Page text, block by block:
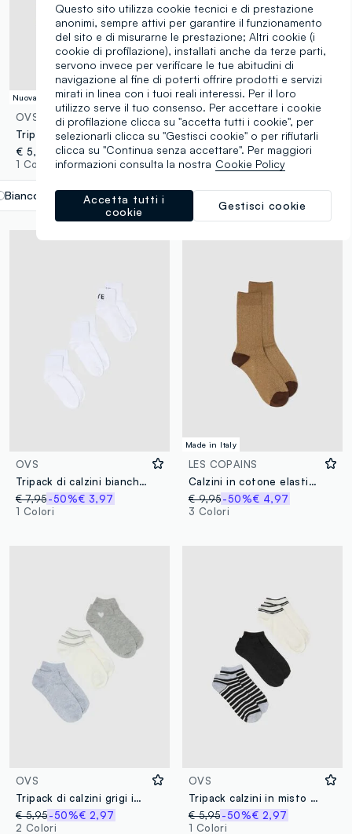
Nuova Collezione
OVS
Tripack di calzini bianchi in misto cotone organico con bordo smerlato
€ 5,95
1 Colori
Bianco label.selectsize
Nuova Collezione
OVS
Multipack di sette calzini multicolor in cotone organico elasticizzato
€ 9,95
1 Colori
OVS
Tripack di calzini bianchi in misto cotone
€ 7,95-50%€ 3,97
1 Colori
Made in Italy
LES COPAINS
Calzini in cotone elasticizzato marroni con glitter
€ 9,95-50%€ 4,97
3 Colori
OVS
Tripack di calzini grigi in cotone
€ 5,95-50%€ 2,97
2 Colori
OVS
Tripack calzini in misto cotone biologico multicolor
€ 5,95-50%€ 2,97
1 Colori
Questo sito utilizza cookie tecnici e di prestazione
anonimi, sempre attivi per garantire il funzionamento
del sito e di misurarne le prestazione; Altri cookie (i
cookie di profilazione), installati anche da terze parti,
servono invece per verificare le tue abitudini di
navigazione al fine di poterti offrire prodotti e servizi
mirati in linea con i tuoi reali interessi. Per il loro
utilizzo serve il tuo consenso. Per accettare i cookie
di profilazione clicca su "accetta tutti i cookie", per
selezionarli clicca su "Gestisci cookie" o per rifiutarli
clicca su "Continua senza accettare". Per maggiori
informazioni consulta la nostra Cookie Policy
Gestisci cookie
Accetta tutti i
cookie